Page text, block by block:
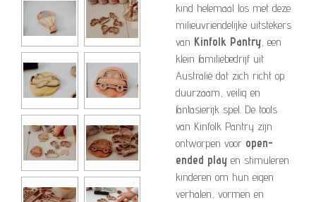
kind helemaal los met deze
milieuvriendelijke uitstekers
van Kinfolk Pantry, een
klein familiebedrijf uit
Australië dat zich richt op
duurzaam, veilig en
fantasierijk spel. De tools
van Kinfolk Pantry zijn
ontworpen voor open-
ended play en stimuleren
kinderen om hun eigen
verhalen, vormen en